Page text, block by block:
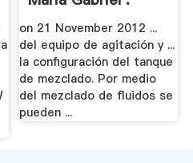
on 21 November 2012 ...
del equipo de agitación y ...
la configuración del tanque
de mezclado. Por medio
del mezclado de fluidos se
pueden ...